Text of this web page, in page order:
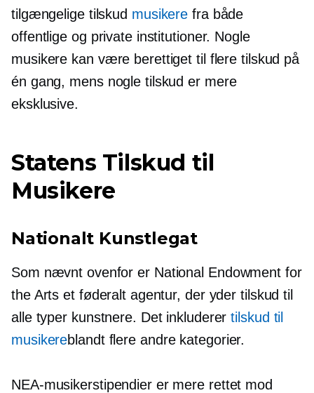
tilgængelige tilskud musikere fra både
offentlige og private institutioner. Nogle
musikere kan være berettiget til flere tilskud på
én gang, mens nogle tilskud er mere
eksklusive.
Statens Tilskud til
Musikere
Nationalt Kunstlegat
Som nævnt ovenfor er National Endowment for
the Arts et føderalt agentur, der yder tilskud til
alle typer kunstnere. Det inkluderertilskud til
musikereblandt flere andre kategorier.
NEA-musikerstipendier er mere rettet mod